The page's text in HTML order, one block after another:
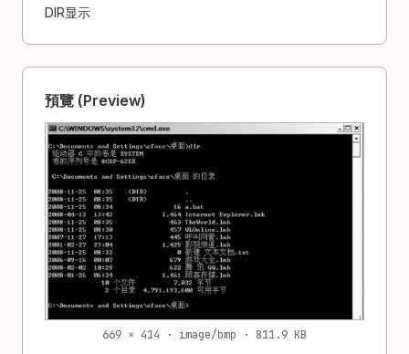
DIR显示
預覽 (Preview)
669 × 414 · image/bmp · 811.9 KB